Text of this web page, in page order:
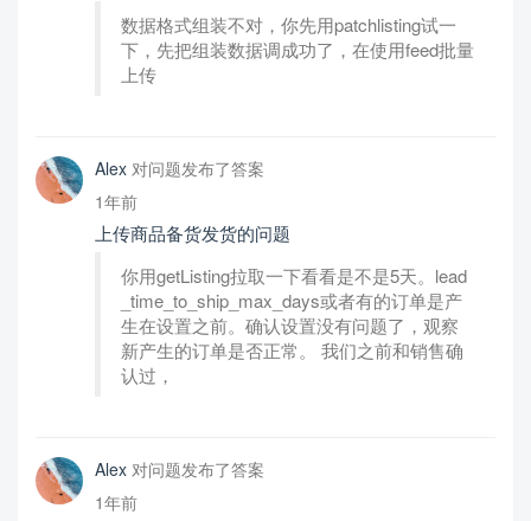
数据格式组装不对，你先用patchlisting试一
下，先把组装数据调成功了，在使用feed批量
上传
Alex 对问题发布了答案
1年前
上传商品备货发货的问题
你用getListing拉取一下看看是不是5天。lead
_time_to_ship_max_days或者有的订单是产
生在设置之前。确认设置没有问题了，观察
新产生的订单是否正常。 我们之前和销售确
认过，
Alex 对问题发布了答案
1年前